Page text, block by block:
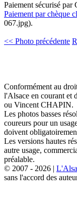
Paiement sécurisé par
Paiement par chèque
067.jpg).
<< Photo précédente
Conformément au
l'Alsace en courant et
ou Vincent CHAPIN.
Les photos basses
coureurs pour un
doivent
Les versions hautes
autre usage,
préalable.
© 2007 - 2026 |
sans l'accord des